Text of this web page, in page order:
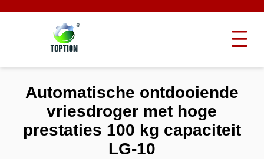
Automatische ontdooiende
vriesdroger met hoge
prestaties 100 kg capaciteit
LG-10